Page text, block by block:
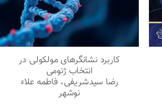
کاربرد نشانگرهای مولکولی در
انتخاب ژنومی
رضا سیدشریفی، فاطمه علاء
نوشهر